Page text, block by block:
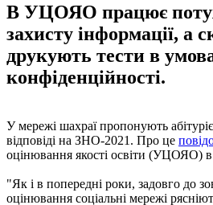
В УЦОЯО працює
захисту інформації, а
друкують тести в
конфіденційності.
У мережі шахраї пропонують
відповіді на ЗНО-2021. Про це
оцінювання якості освіти (УЦОЯО) в
"Як і в попередні роки, задовго до
оцінювання соціальні мережі